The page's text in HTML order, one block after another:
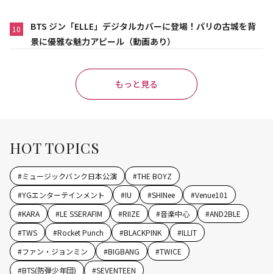
10
BTS ジン「ELLE」デジタルカバーに登場！パリの古城を背
景に優雅な魅力アピール（動画あり）
もっと見る
HOT TOPICS
#ミュージックバンク日本公演 #THE BOYZ
#YGエンターテインメント #IU #SHINee #Venue101
#KARA #LE SSERAFIM #RIIZE #音楽中心 #AND2BLE
#TWS #Rocket Punch #BLACKPINK #ILLIT
#ファン・ジョンミン #BIGBANG #TWICE
#BTS(防弾少年団) #SEVENTEEN